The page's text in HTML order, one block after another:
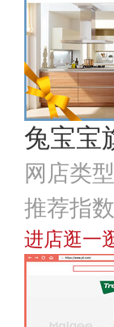
兔宝宝
网店类型
推荐指
进店逛一